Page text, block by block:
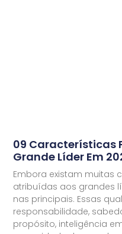
09 Características
Grande Líder Em
Embora existam muitas
atribuídas aos grandes
nas principais. Essas
responsabilidade,
propósito, inteligência